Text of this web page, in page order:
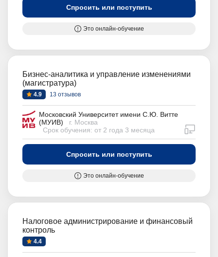
Спросить или поступить
Это онлайн-обучение
Бизнес-аналитика и управление изменениями
(магистратура)
4.9 13 отзывов
Московский Университет имени С.Ю. Витте
(МУИВ)
г. Москва
Срок обучения: от 2 года 3 месяца
Спросить или поступить
Это онлайн-обучение
Налоговое администрирование и финансовый
контроль
4.4